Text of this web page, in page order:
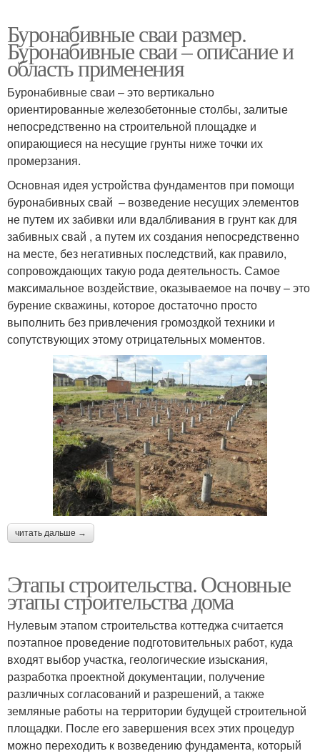
Буронабивные сваи размер.
Буронабивные сваи – описание и
область применения
Буронабивные сваи – это вертикально
ориентированные железобетонные столбы, залитые
непосредственно на строительной площадке и
опирающиеся на несущие грунты ниже точки их
промерзания.
Основная идея устройства фундаментов при помощи
буронабивных свай – возведение несущих элементов
не путем их забивки или вдалбливания в грунт как для
забивных свай , а путем их создания непосредственно
на месте, без негативных последствий, как правило,
сопровождающих такую рода деятельность. Самое
максимальное воздействие, оказываемое на почву – это
бурение скважины, которое достаточно просто
выполнить без привлечения громоздкой техники и
сопутствующих этому отрицательных моментов.
читать дальше →
Этапы строительства. Основные
этапы строительства дома
Нулевым этапом строительства коттеджа считается
поэтапное проведение подготовительных работ, куда
входят выбор участка, геологические изыскания,
разработка проектной документации, получение
различных согласований и разрешений, а также
земляные работы на территории будущей строительной
площадки. После его завершения всех этих процедур
можно переходить к возведению фундамента, который